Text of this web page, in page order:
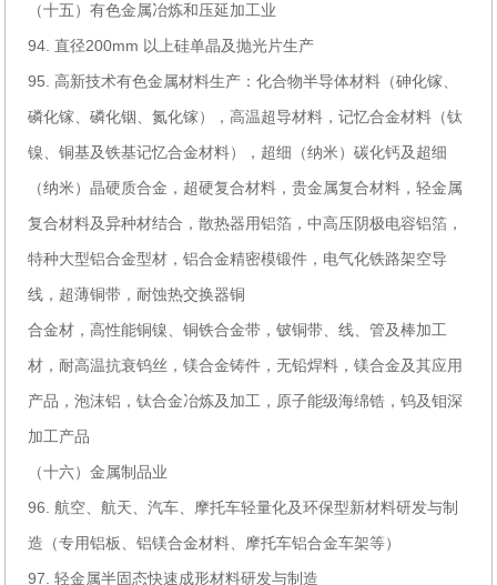
（十五）有色金属冶炼和压延加工业
94. 直径200mm 以上硅单晶及抛光片生产
95. 高新技术有色金属材料生产：化合物半导体材料（砷化镓、
磷化镓、磷化铟、氮化镓），高温超导材料，记忆合金材料（钛
镍、铜基及铁基记忆合金材料），超细（纳米）碳化钙及超细
（纳米）晶硬质合金，超硬复合材料，贵金属复合材料，轻金属
复合材料及异种材结合，散热器用铝箔，中高压阴极电容铝箔，
特种大型铝合金型材，铝合金精密模锻件，电气化铁路架空导
线，超薄铜带，耐蚀热交换器铜
合金材，高性能铜镍、铜铁合金带，铍铜带、线、管及棒加工
材，耐高温抗衰钨丝，镁合金铸件，无铅焊料，镁合金及其应用
产品，泡沫铝，钛合金冶炼及加工，原子能级海绵锆，钨及钼深
加工产品
（十六）金属制品业
96. 航空、航天、汽车、摩托车轻量化及环保型新材料研发与制
造（专用铝板、铝镁合金材料、摩托车铝合金车架等）
97. 轻金属半固态快速成形材料研发与制造